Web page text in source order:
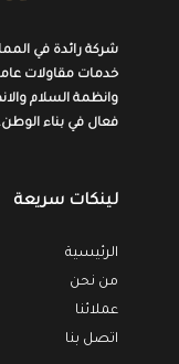
شركة رائدة في
خدمات مقاولات
وانظمة السلام
فعال في بناء الوطن.
لينكات سريعة
الرئيسية
من نحن
عملائنا
اتصل بنا